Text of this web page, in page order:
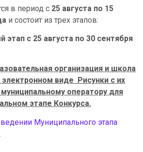
в период с 25 августа по 15
и состоит из трех этапов:
этап с 25 августа по 30 сентября
организация и школа
виде Рисунки с их
оператору для
этапе Конкурса.
Муниципального этапа
.